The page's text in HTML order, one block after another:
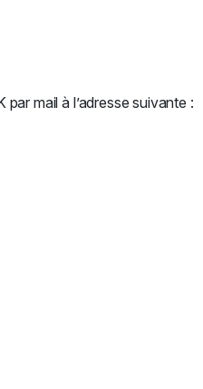
mail à l’adresse suivante :